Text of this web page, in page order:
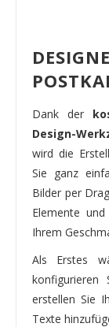
Dank der
Design-
wird die
Sie ganz
Bilder per
Elemente
Ihrem
Als Erstes
konfigurieren
erstellen Sie
Texte